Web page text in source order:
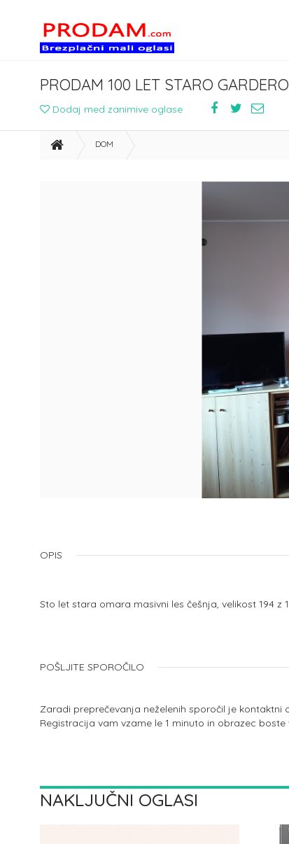
PRODAM 100 LET STARO
Dodaj med zanimive oglase
DOM
OPIS
Sto let stara omara masivni les češnja, velikost 194
POŠLJITE SPOROČILO
Zaradi preprečevanja neželenih sporočil je kontaktni
Registracija vam vzame le 1 minuto in obrazec boste
NAKLJUČNI OGLASI